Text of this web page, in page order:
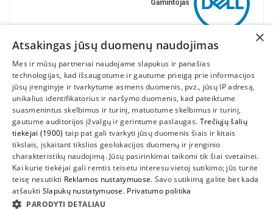
Gamintojas
INFORMACIJA
SUSIEKITE
×
Atsakingas jūsų duomenų naudojimas
Mes ir mūsų partneriai naudojame slapukus ir panašias
technologijas, kad išsaugotume ir gautume prieigą prie informacijos
jūsų įrenginyje ir tvarkytume asmens duomenis, pvz., jūsų IP adresą,
unikalius identifikatorius ir naršymo duomenis, kad pateiktume
suasmenintus skelbimus ir turinį, matuotume skelbimus ir turinį,
gautume auditorijos įžvalgų ir gerintume paslaugas. Trečiųjų šalių
tiekėjai (1900) taip pat gali tvarkyti jūsų duomenis šiais ir kitais
tikslais, įskaitant tikslios geolokacijos duomenų ir įrenginio
charakteristikų naudojimą. Jūsų pasirinkimai taikomi tik šiai svetainei.
Kai kurie tiekėjai gali remtis teisėtu interesu vietoj sutikimo; jūs turite
teisę nesutikti Reklamos nustatymuose. Savo sutikimą galite bet kada
atšaukti Slapukų nustatymuose. Privatumo politika
PARODYTI DETALIAU